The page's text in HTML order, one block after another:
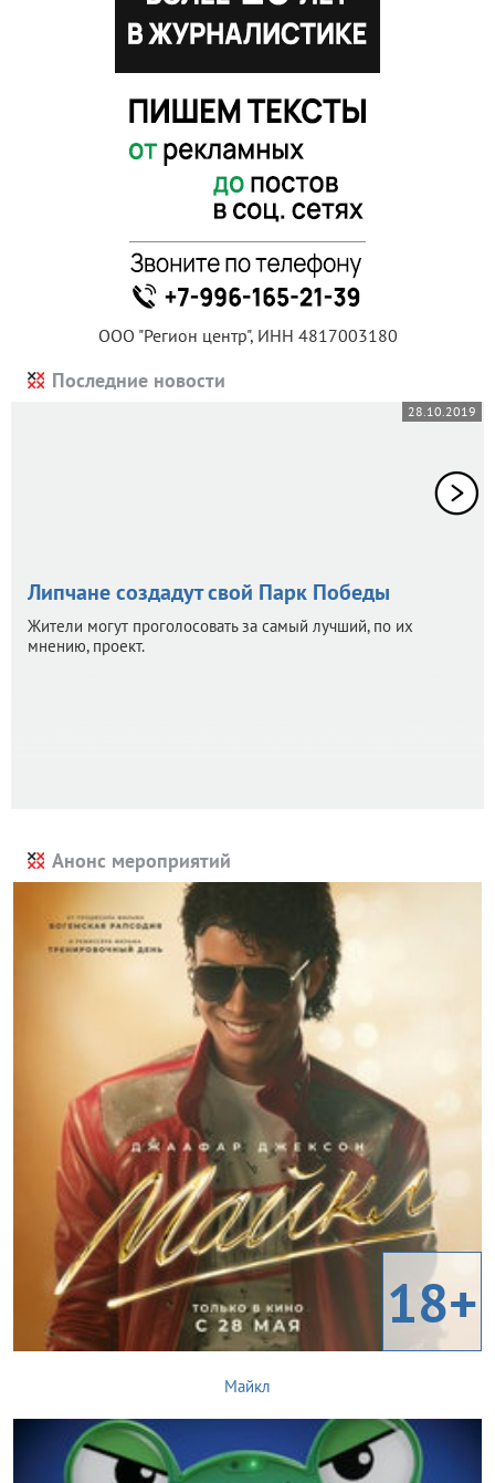
ООО "Регион центр", ИНН 4817003180
Последние новости
28.10.2019
Липчане создадут свой Парк Победы
Жители могут проголосовать за самый лучший, по их
мнению, проект.
Анонс мероприятий
18+
Майкл